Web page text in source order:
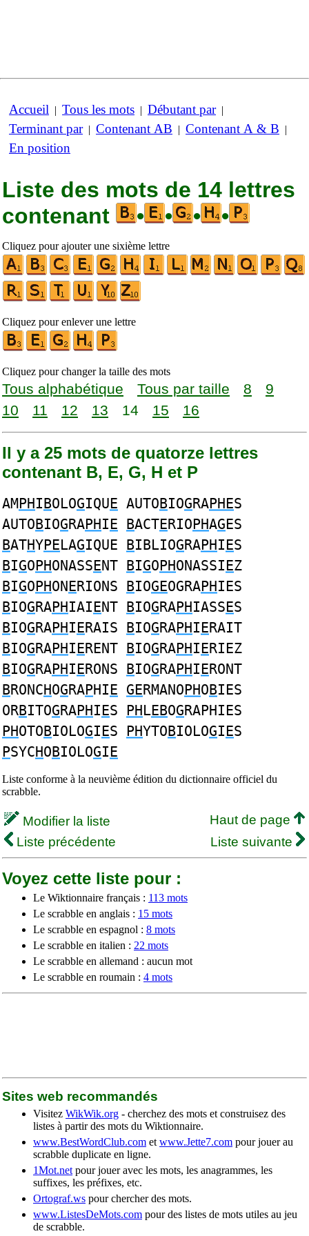
Accueil | Tous les mots | Débutant par|
Terminant par| Contenant AB | Contenant A & B |
En position
Liste des mots de 14 lettres
contenant
• • • •
Cliquez pour ajouter une sixième lettre
Cliquez pour enlever une lettre
Cliquez pour changer la taille des mots
Tous alphabétique Tous par taille 8
9
10
11 12 13 14 15 16
Il y a 25 mots de quatorze lettres
contenant B, E, G, H et P
AMPHIBOLOGIQUE AUTOBIOGRAPHES
AUTOBIOGRAPHIE BACTERIOPHAGES
BATHYPELAGIQUE BIBLIOGRAPHIES
BIGOPHONASSENT BIGOPHONASSIEZ
BIGOPHONERIONS BIOGEOGRAPHIES
BIOGRAPHIAIENT BIOGRAPHIASSES
BIOGRAPHIERAIS BIOGRAPHIERAIT
BIOGRAPHIERENT BIOGRAPHIERIEZ
BIOGRAPHIERONS BIOGRAPHIERONT
BRONCHOGRAPHIE GERMANOPHOBIES
ORBITOGRAPHIES PHLEBOGRAPHIES
PHOTOBIOLOGIES PHYTOBIOLOGIES
PSYCHOBIOLOGIE
Liste conforme à la neuvième édition du dictionnaire officiel du
scrabble.
Modifier la liste
Haut de page
Liste précédente
Liste suivante
Voyez cette liste pour :
Le Wiktionnaire français : 113 mots
Le scrabble en anglais : 15 mots
Le scrabble en espagnol : 8 mots
Le scrabble en italien : 22 mots
Le scrabble en allemand : aucun mot
Le scrabble en roumain : 4 mots
Sites web recommandés
Visitez WikWik.org - cherchez des mots et construisez des
listes à partir des mots du Wiktionnaire.
www.BestWordClub.com et www.Jette7.com pour jouer au
scrabble duplicate en ligne.
1Mot.net pour jouer avec les mots, les anagrammes, les
suffixes, les préfixes, etc.
Ortograf.ws pour chercher des mots.
www.ListesDeMots.com pour des listes de mots utiles au jeu
de scrabble.